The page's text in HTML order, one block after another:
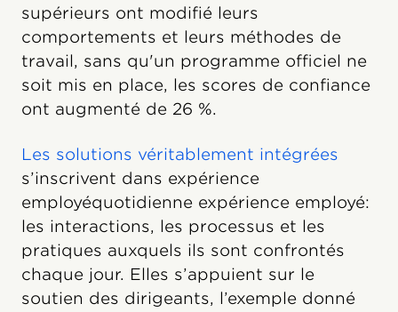
supérieurs ont modifié leurs
comportements et leurs méthodes de
travail, sans qu'un programme officiel ne
soit mis en place, les scores de confiance
ont augmenté de 26 %.
Les solutions véritablement intégrées
s’inscrivent dans expérience
employéquotidienne expérience employé:
les interactions, les processus et les
pratiques auxquels ils sont confrontés
chaque jour. Elles s’appuient sur le
soutien des dirigeants, l’exemple donné